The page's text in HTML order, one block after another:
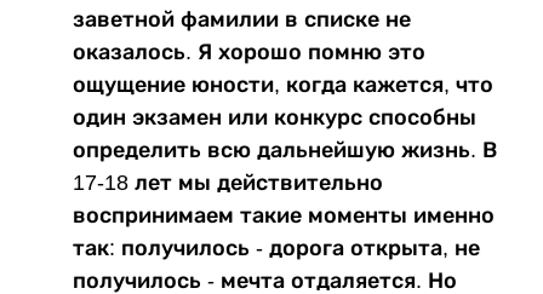
заветной фамилии в списке не
оказалось. Я хорошо помню это
ощущение юности, когда кажется, что
один экзамен или конкурс способны
определить всю дальнейшую жизнь. В
17-18 лет мы действительно
воспринимаем такие моменты именно
так: получилось - дорога открыта, не
получилось - мечта отдаляется. Но